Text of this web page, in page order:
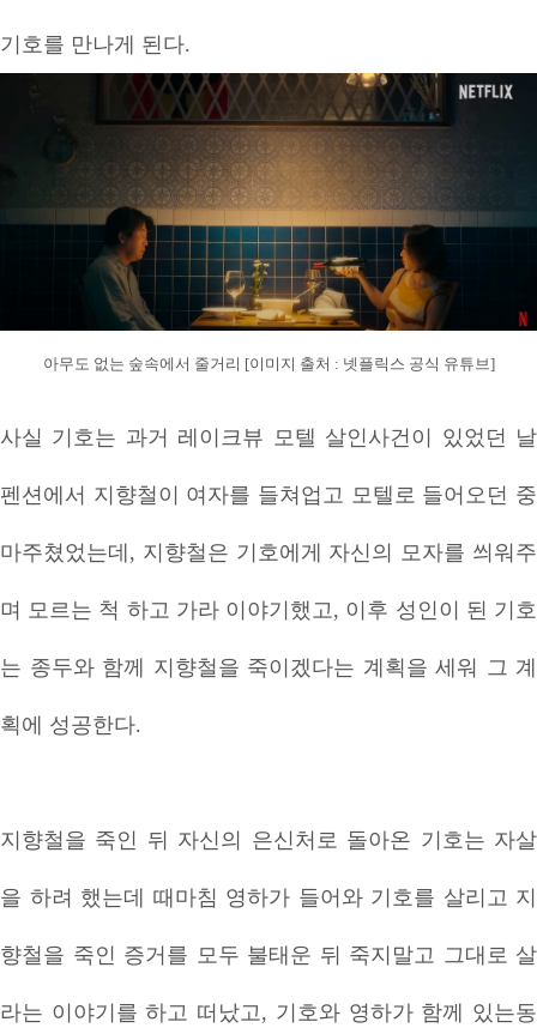
기호를 만나게 된다.
아무도 없는 숲속에서 줄거리 [이미지 출처 : 넷플릭스 공식 유튜브]
사실 기호는 과거 레이크뷰 모텔 살인사건이 있었던 날
펜션에서 지향철이 여자를 들쳐업고 모텔로 들어오던 중
마주쳤었는데, 지향철은 기호에게 자신의 모자를 씌워주
며 모르는 척 하고 가라 이야기했고, 이후 성인이 된 기호
는 종두와 함께 지향철을 죽이겠다는 계획을 세워 그 계
획에 성공한다.
지향철을 죽인 뒤 자신의 은신처로 돌아온 기호는 자살
을 하려 했는데 때마침 영하가 들어와 기호를 살리고 지
향철을 죽인 증거를 모두 불태운 뒤 죽지말고 그대로 살
라는 이야기를 하고 떠났고, 기호와 영하가 함께 있는동